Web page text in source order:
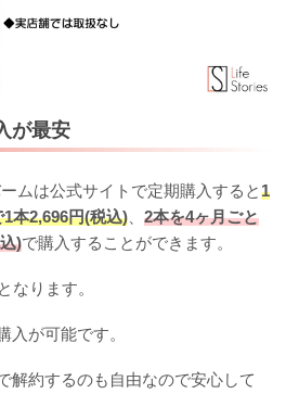
が最安
ムは公式サイトで定期購入すると1
本2,696円(税込)
2本を4ヶ月ごと
)で購入することができます。
なります。
入が可能です。
解約するのも自由なので安心して